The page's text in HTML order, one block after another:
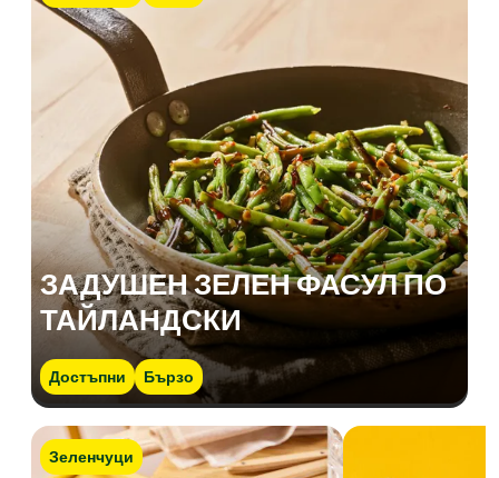
ЗАДУШЕН ЗЕЛЕН ФАСУЛ ПО
ТАЙЛАНДСКИ
Достъпни Бързо
Зеленчуци